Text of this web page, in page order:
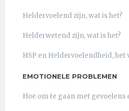
Heldervoelend zijn, wat is het?
Helderwetend zijn, wat is het?
HSP en Heldervoelendheid, het
EMOTIONELE PROBLEMEN
Hoe om te gaan met gevoelens